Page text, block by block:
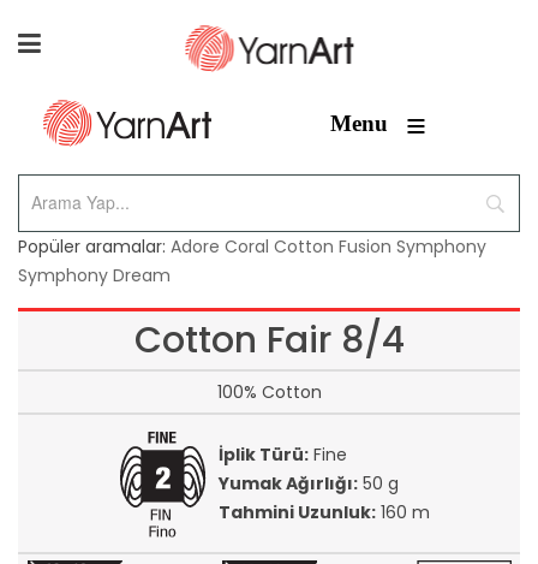
Menu ≡
Popüler aramalar: Adore Coral Cotton Fusion Symphony
Symphony Dream
Cotton Fair 8/4
100% Cotton
İplik Türü: Fine
Yumak Ağırlığı: 50 g
Tahmini Uzunluk: 160 m